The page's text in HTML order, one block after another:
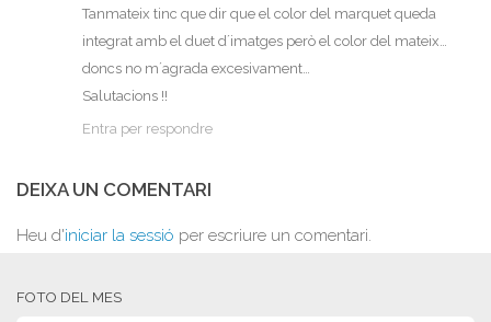
Tanmateix tinc que dir que el color del marquet queda
integrat amb el duet d´imatges però el color del mateix…
doncs no m´agrada excesivament…
Salutacions !!
Entra per respondre
DEIXA UN COMENTARI
Heu d'iniciar la sessió per escriure un comentari.
FOTO DEL MES